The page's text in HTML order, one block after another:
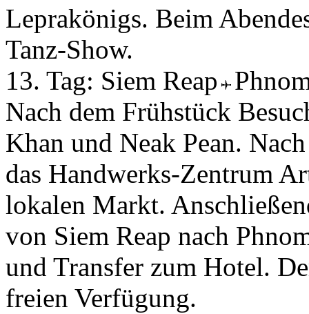
Leprakönigs. Beim
Tanz-Show.
13. Tag: Siem Reap
Nach dem Frühstück
Khan und Neak Pean.
das Handwerks-Zentrum
lokalen Markt.
von Siem Reap nach
und Transfer zum Hotel.
freien Verfügung.